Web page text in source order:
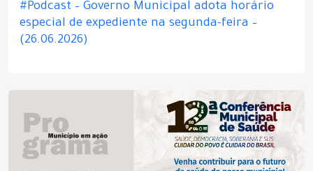
#Podcast – Governo Municipal adota horário
especial de expediente na segunda-feira –
(26.06.2026)